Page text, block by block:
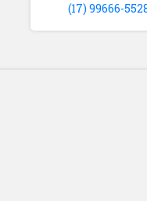
(17) 99666-